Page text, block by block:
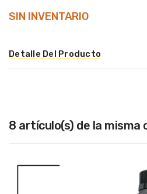
SIN INVENTARIO
Detalle Del Producto
8 artículo(s) de la misma